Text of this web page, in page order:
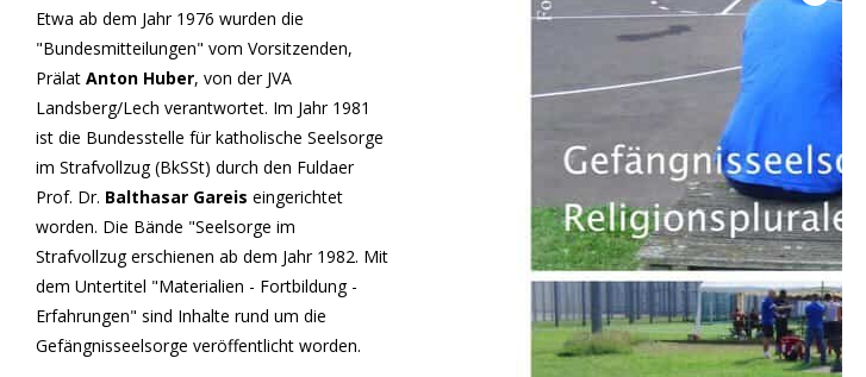
Etwa ab dem Jahr 1976 wurden die
"Bundesmitteilungen" vom Vorsitzenden,
Prälat Anton Huber, von der JVA
Landsberg/Lech verantwortet. Im Jahr 1981
ist die Bundesstelle für katholische Seelsorge
im Strafvollzug (BkSSt) durch den Fuldaer
Prof. Dr. Balthasar Gareis eingerichtet
worden. Die Bände "Seelsorge im
Strafvollzug erschienen ab dem Jahr 1982. Mit
dem Untertitel "Materialien - Fortbildung -
Erfahrungen" sind Inhalte rund um die
Gefängnisseelsorge veröffentlicht worden.